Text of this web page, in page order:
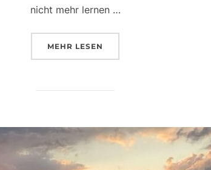
nicht mehr lernen …
MEHR ÜBER „MEIN M3 EXAMEN
LESEN